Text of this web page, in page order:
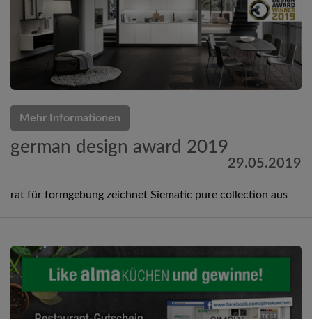
Mehr Informationen
german design award 2019
29.05.2019
rat für formgebung zeichnet Siematic pure collection aus